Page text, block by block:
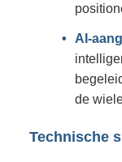
AI-
de
Technische